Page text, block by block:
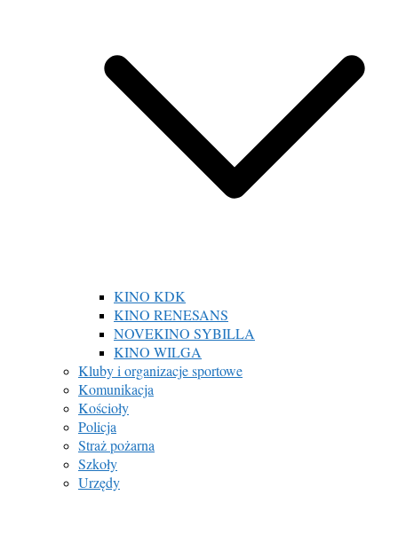
KINO KDK
KINO RENESANS
NOVEKINO SYBILLA
KINO WILGA
Kluby i organizacje sportowe
Komunikacja
Kościoły
Policja
Straż pożarna
Szkoły
Urzędy